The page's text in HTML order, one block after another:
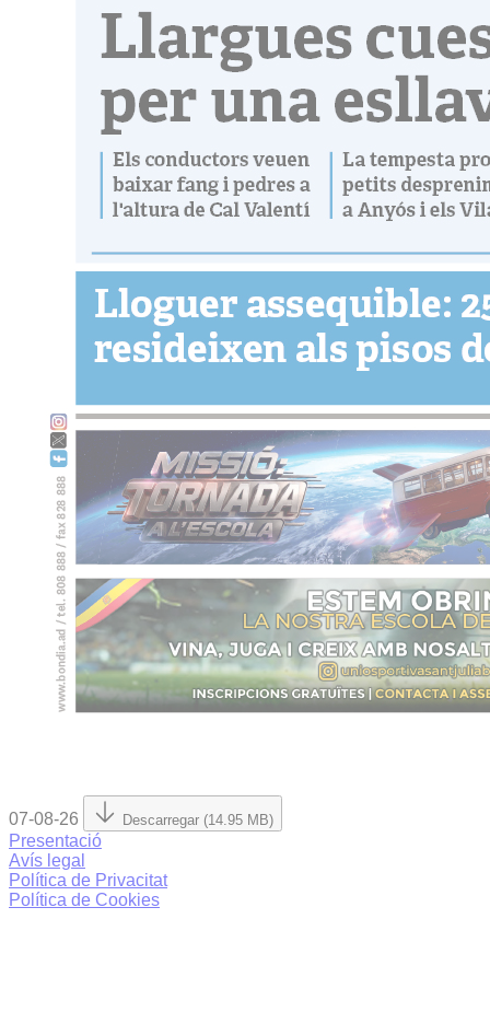
07-08-26 Descarregar (14.95 MB)
Presentació
Avís legal
Política de Privacitat
Política de Cookies